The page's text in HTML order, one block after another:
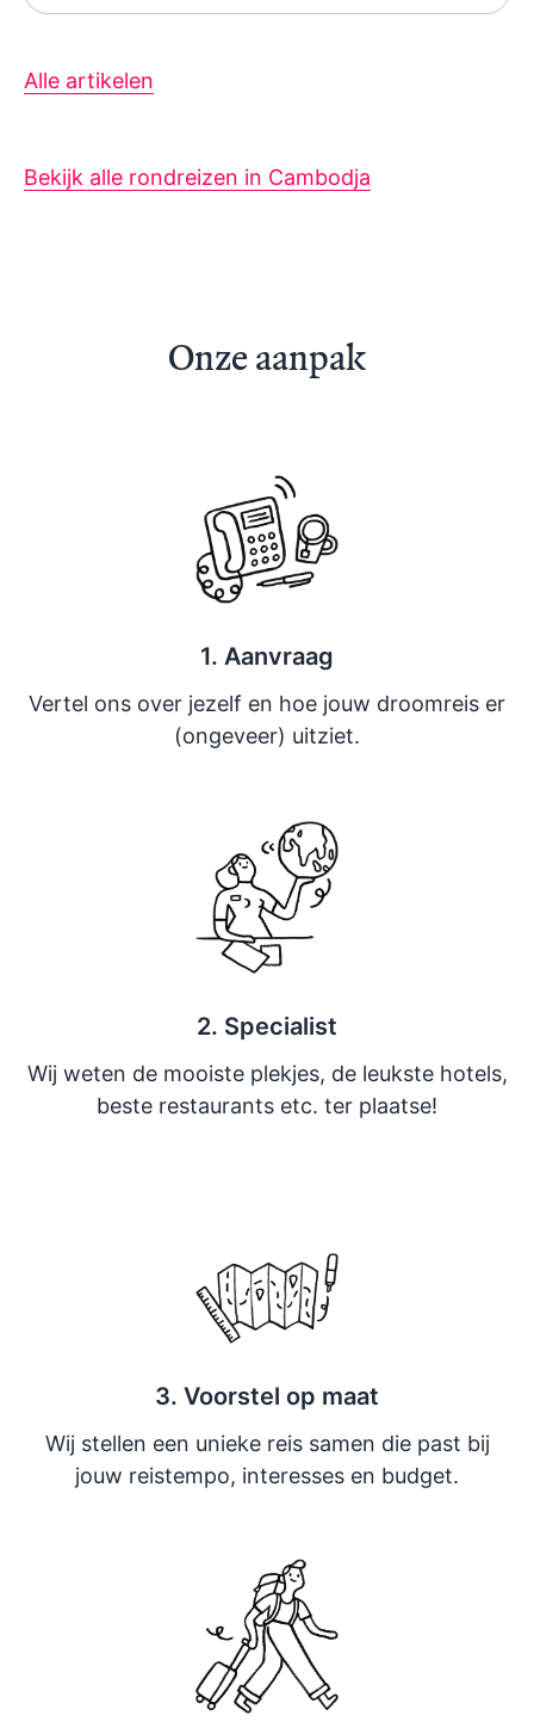
Alle artikelen
Bekijk alle rondreizen in Cambodja
Onze aanpak
1. Aanvraag
Vertel ons over jezelf en hoe jouw droomreis er
(ongeveer) uitziet.
2. Specialist
Wij weten de mooiste plekjes, de leukste hotels,
beste restaurants etc. ter plaatse!
3. Voorstel op maat
Wij stellen een unieke reis samen die past bij
jouw reistempo, interesses en budget.